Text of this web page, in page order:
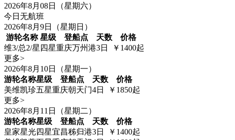
2026年8月08日（星期六）
今日无航班
2026年8月9日（星期日）
游轮名称 星级 登船点 天数
价格
维3/总2/星 四星重庆万州港3日
￥1400起
更多>
2026年8月10日（星期一）
游轮名称星级 登船点 天数
价格
美维凯珍五星重庆朝天门4日
￥1850起
更多>
2026年8月11日（星期二）
游轮名称星级 登船点 天数
价格
皇家星光四星宜昌秭归港3日
￥1400起